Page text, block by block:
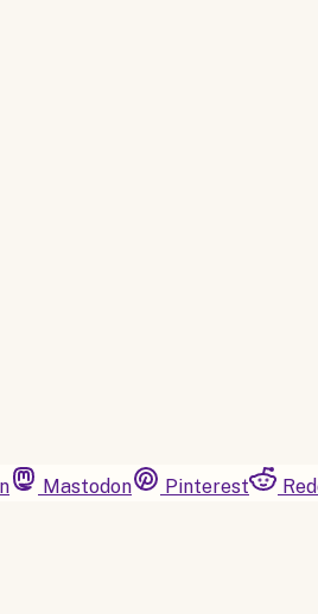
Mastodon Pinterest